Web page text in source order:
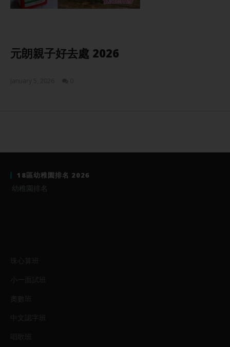
元朗親子好去處 2026
18區幼稚園排名 2026
幼稚園排名